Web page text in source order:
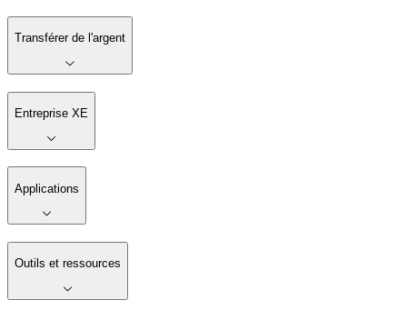
Transférer de l'argent
Entreprise XE
Applications
Outils et ressources